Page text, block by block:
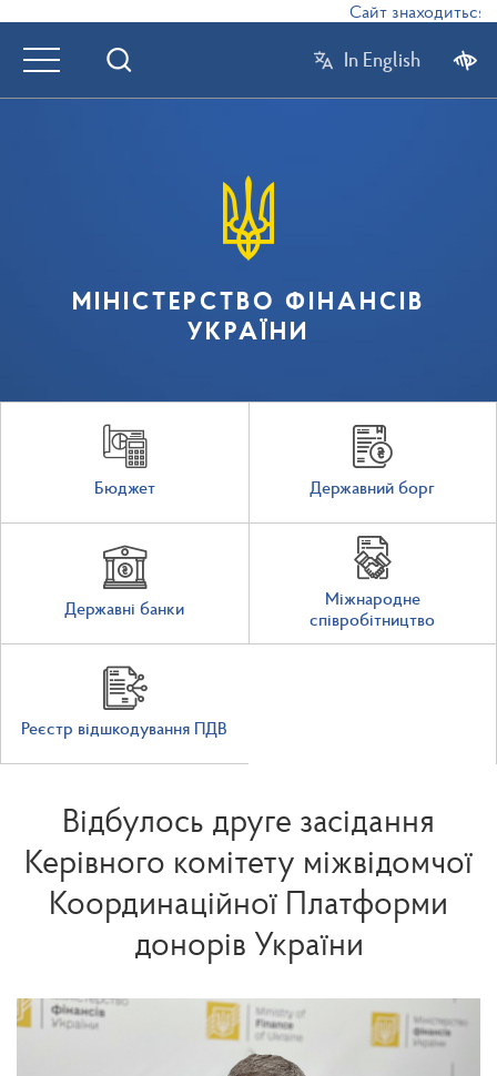
Сайт знаходиться в
In English
МІНІСТЕРСТВО ФІНАНСІВ
УКРАЇНИ
Бюджет Державний борг
Державні банки
Міжнародне
співробітництво
Реєстр відшкодування ПДВ
Відбулось друге засідання
Керівного комітету міжвідомчої
Координаційної Платформи
донорів України